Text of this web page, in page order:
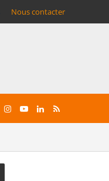
Nous contacter